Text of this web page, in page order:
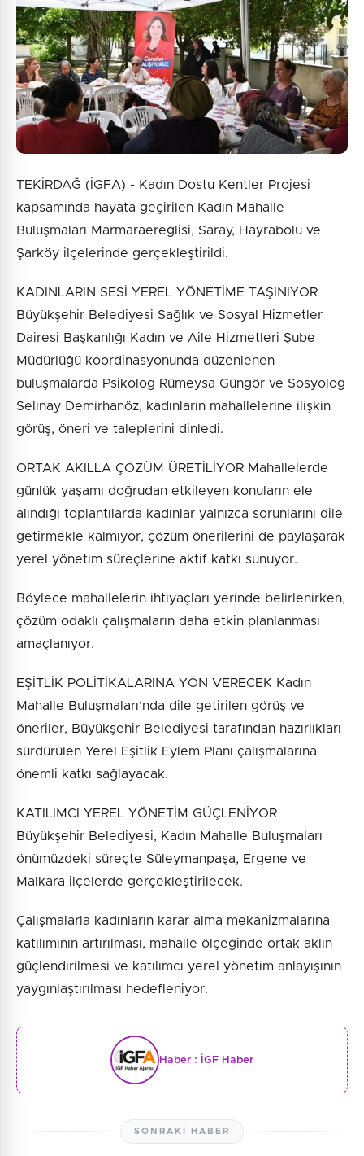
9 + 2 = ?
Gönder
TEKİRDAĞ (İGFA) - Kadın Dostu Kentler Projesi
kapsamında hayata geçirilen Kadın Mahalle
Buluşmaları Marmaraereğlisi, Saray, Hayrabolu ve
Şarköy ilçelerinde gerçekleştirildi.
KADINLARIN SESİ YEREL YÖNETİME TAŞINIYOR
Büyükşehir Belediyesi Sağlık ve Sosyal Hizmetler
Dairesi Başkanlığı Kadın ve Aile Hizmetleri Şube
Müdürlüğü koordinasyonunda düzenlenen
buluşmalarda Psikolog Rümeysa Güngör ve Sosyolog
Selinay Demirhanöz, kadınların mahallelerine ilişkin
görüş, öneri ve taleplerini dinledi.
ORTAK AKILLA ÇÖZÜM ÜRETİLİYOR Mahallelerde
günlük yaşamı doğrudan etkileyen konuların ele
alındığı toplantılarda kadınlar yalnızca sorunlarını dile
getirmekle kalmıyor, çözüm önerilerini de paylaşarak
yerel yönetim süreçlerine aktif katkı sunuyor.
Böylece mahallelerin ihtiyaçları yerinde belirlenirken,
çözüm odaklı çalışmaların daha etkin planlanması
amaçlanıyor.
EŞİTLİK POLİTİKALARINA YÖN VERECEK Kadın
Mahalle Buluşmaları’nda dile getirilen görüş ve
öneriler, Büyükşehir Belediyesi tarafından hazırlıkları
sürdürülen Yerel Eşitlik Eylem Planı çalışmalarına
önemli katkı sağlayacak.
KATILIMCI YEREL YÖNETİM GÜÇLENİYOR
Büyükşehir Belediyesi, Kadın Mahalle Buluşmaları
önümüzdeki süreçte Süleymanpaşa, Ergene ve
Malkara ilçelerde gerçekleştirilecek.
Çalışmalarla kadınların karar alma mekanizmalarına
katılımının artırılması, mahalle ölçeğinde ortak aklın
güçlendirilmesi ve katılımcı yerel yönetim anlayışının
yaygınlaştırılması hedefleniyor.
Haber : İGF Haber
SONRAKI HABER